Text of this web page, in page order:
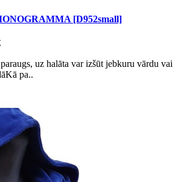
[D952small]
uz halāta var izšūt jebkuru vārdu vai
pa..